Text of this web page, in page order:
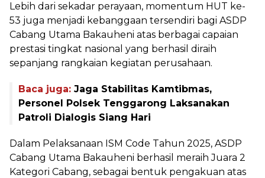
Lebih dari sekadar perayaan, momentum HUT ke-
53 juga menjadi kebanggaan tersendiri bagi ASDP
Cabang Utama Bakauheni atas berbagai capaian
prestasi tingkat nasional yang berhasil diraih
sepanjang rangkaian kegiatan perusahaan.
Baca juga: Jaga Stabilitas Kamtibmas,
Personel Polsek Tenggarong Laksanakan
Patroli Dialogis Siang Hari
Dalam Pelaksanaan ISM Code Tahun 2025, ASDP
Cabang Utama Bakauheni berhasil meraih Juara 2
Kategori Cabang, sebagai bentuk pengakuan atas